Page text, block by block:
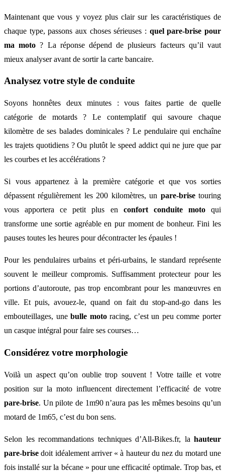
Maintenant que vous y voyez plus clair sur les caractéristiques de
chaque type, passons aux choses sérieuses : quel pare-brise pour
ma moto ? La réponse dépend de plusieurs facteurs qu’il vaut
mieux analyser avant de sortir la carte bancaire.
Analysez votre style de conduite
Soyons honnêtes deux minutes : vous faites partie de quelle
catégorie de motards ? Le contemplatif qui savoure chaque
kilomètre de ses balades dominicales ? Le pendulaire qui enchaîne
les trajets quotidiens ? Ou plutôt le speed addict qui ne jure que par
les courbes et les accélérations ?
Si vous appartenez à la première catégorie et que vos sorties
dépassent régulièrement les 200 kilomètres, un pare-brisetouring
vous apportera ce petit plus en confort conduite motoqui
transforme une sortie agréable en pur moment de bonheur. Fini les
pauses toutes les heures pour décontracter les épaules !
Pour les pendulaires urbains et péri-urbains, le standard représente
souvent le meilleur compromis. Suffisamment protecteur pour les
portions d’autoroute, pas trop encombrant pour les manœuvres en
ville. Et puis, avouez-le, quand on fait du stop-and-go dans les
embouteillages, unebulle motoracing, c’est un peu comme porter
un casque intégral pour faire ses courses…
Considérez votre morphologie
Voilà un aspect qu’on oublie trop souvent ! Votre taille et votre
position sur la moto influencent directement l’efficacité de votre
pare-brise. Un pilote de 1m90 n’aura pas les mêmes besoins qu’un
motard de 1m65, c’est du bon sens.
Selon les recommandations techniques d’All-Bikes.fr, la hauteur
pare-brise doit idéalement arriver « à hauteur du nez du motard une
fois installé sur la bécane » pour une efficacité optimale. Trop bas, et